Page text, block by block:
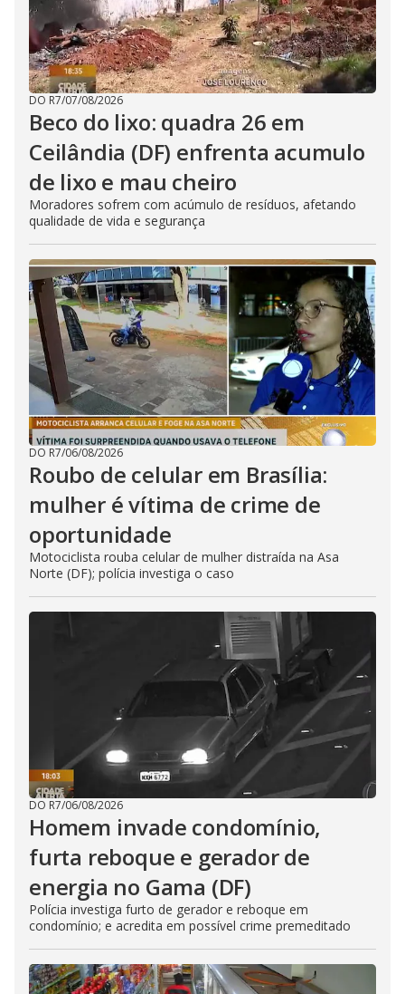
DO R7/07/08/2026
Beco do lixo: quadra 26 em
Ceilândia (DF) enfrenta acumulo
de lixo e mau cheiro
Moradores sofrem com acúmulo de resíduos, afetando
qualidade de vida e segurança
DO R7/06/08/2026
Roubo de celular em Brasília:
mulher é vítima de crime de
oportunidade
Motociclista rouba celular de mulher distraída na Asa
Norte (DF); polícia investiga o caso
DO R7/06/08/2026
Homem invade condomínio,
furta reboque e gerador de
energia no Gama (DF)
Polícia investiga furto de gerador e reboque em
condomínio; e acredita em possível crime premeditado